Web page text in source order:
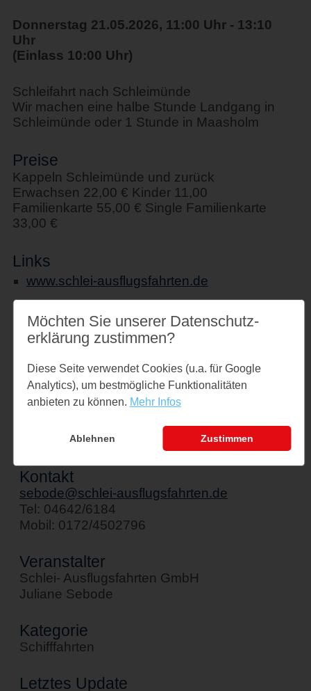
Donnerstag 21.05.2026, 11:00 Uhr - 13:10
Uhr
(Einlass 10:00 Uhr)
Schleifahrt nach Schleimünde
Wir machen eine halbe Stunde Landgang in
Schleimünde oder 1 Stunde in Maasholm
Preise
Kappeln Schleimünde und zurück
Erwachsen 22,00 € Kinder 11,00
Familienkarte 55,00 € Single Familienkarte
33,00 €
Links
www.schlei-ausflugsfahrten.de
Schiff " Stadt Kappeln"
Am Hafen 1
↪ Google Maps öffnen
Kontakt
sebode@schlei-ausflugsfahrten.de
Tel: 04642/6184
Mobil: 0172/4502796
Veranstalter
Schlei- Ausflugsfahrten GmbH
Juliane Sebode
Kategorie
Schifffahrten
Letztes Update
Möchten Sie unserer Datenschutz­
erklärung zustimmen?
Diese Seite verwendet Cookies (u.a. für Google
Analytics), um bestmögliche Funktionalitäten
anbieten zu können. Mehr Infos
Ablehnen Zustimmen